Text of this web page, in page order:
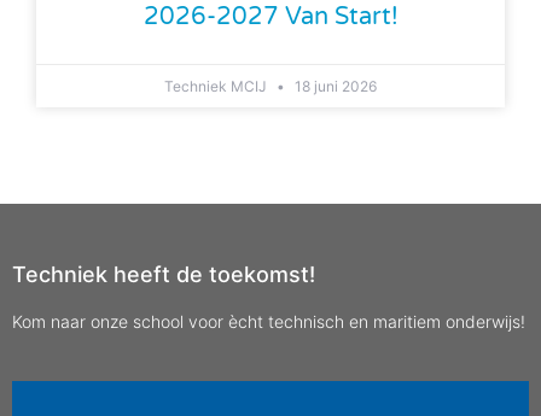
2026-2027 Van Start!
Techniek MCIJ 18 juni 2026
Techniek heeft de toekomst!
Kom naar onze school voor ècht technisch en maritiem onderwijs!